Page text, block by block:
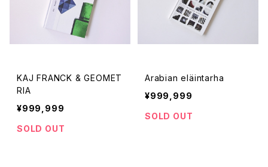
KAJ FRANCK & GEOMET
RIA
¥999,999
SOLD OUT
Arabian eläintarha
¥999,999
SOLD OUT